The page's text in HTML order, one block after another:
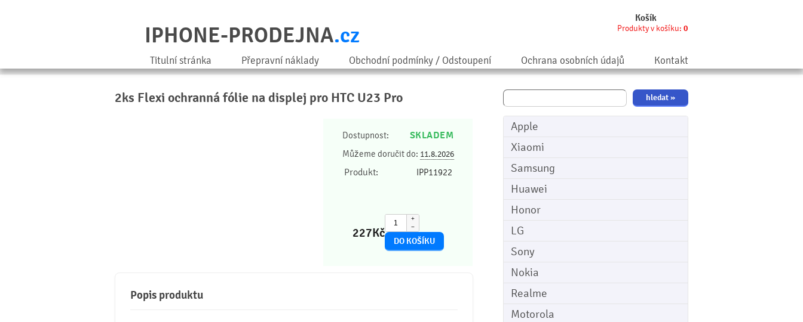
Košík
Produkty v košíku: 0
IPHONE-PRODEJNA.cz
Titulní stránka Přepravní náklady Obchodní podmínky / Odstoupení Ochrana osobních údajů Kontakt
Apple
Xiaomi
Samsung
Huawei
Honor
LG
Sony
Nokia
Realme
Motorola
2ks Flexi ochranná fólie na displej pro HTC U23 Pro
Dostupnost: SKLADEM
Můžeme doručit do: 11.8.2026
Produkt: IPP11922
227Kč
+
−
Popis produktu